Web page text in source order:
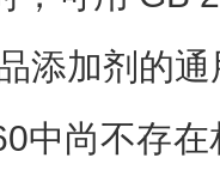
添加剂的
中尚不存